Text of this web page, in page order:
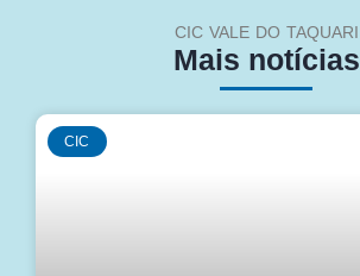
CIC VALE DO TAQUARI
Mais notícias
CIC